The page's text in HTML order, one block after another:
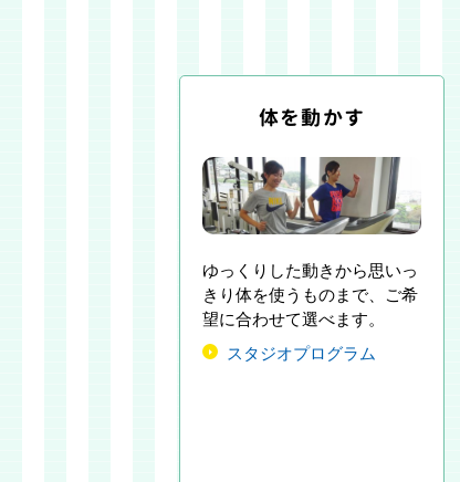
体を動かす
ゆっくりした動きから思いっ
きり体を使うものまで、ご希
望に合わせて選べます。
スタジオプログラム